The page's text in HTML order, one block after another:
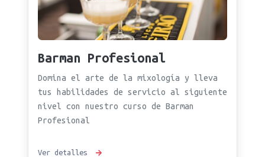
Barman Profesional
Domina el arte de la mixología y lleva
tus habilidades de servicio al siguiente
nivel con nuestro curso de Barman
Profesional
Ver detalles